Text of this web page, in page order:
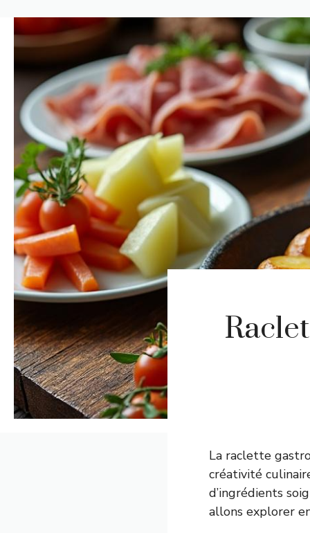
La raclette
créativité
d’ingrédients
allons explorer